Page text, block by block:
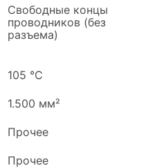
Свободные концы
проводников (без
разъема)
105 °C
1.500 мм²
Прочее
Прочее